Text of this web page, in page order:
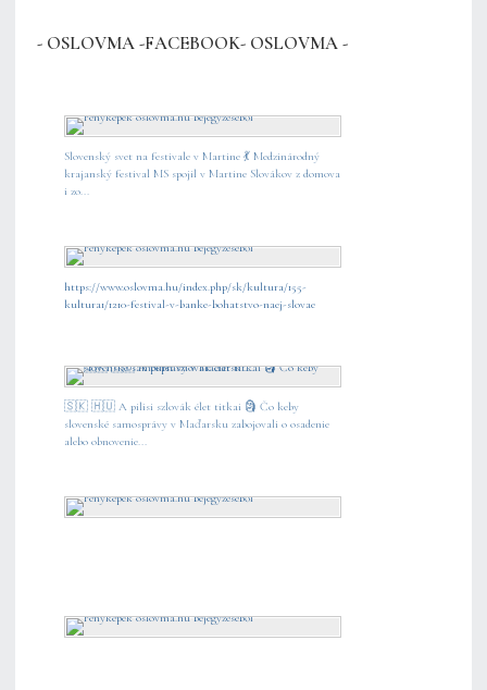
- OSLOVMA -FACEBOOK- OSLOVMA -
Slovenský svet na festivale v Martine 💃 Medzinárodný
krajanský festival MS spojil v Martine Slovákov z domova
i zo...
https://www.oslovma.hu/index.php/sk/kultura/155-
kultura1/1210-festival-v-banke-bohatstvo-naej-slovae
🇸🇰 🇭🇺 A pilisi szlovák élet titkai 🗿 Čo keby
slovenské samosprávy v Maďarsku zabojovali o osadenie
alebo obnovenie...